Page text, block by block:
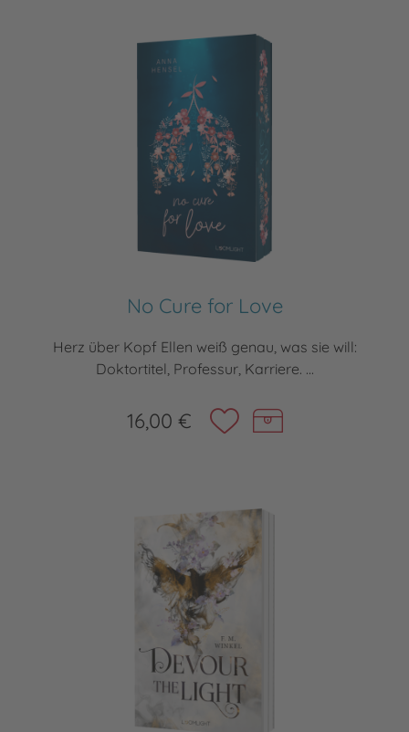
No Cure for Love
Herz über Kopf Ellen weiß genau, was sie will:
Doktortitel, Professur, Karriere. ...
16,00 €